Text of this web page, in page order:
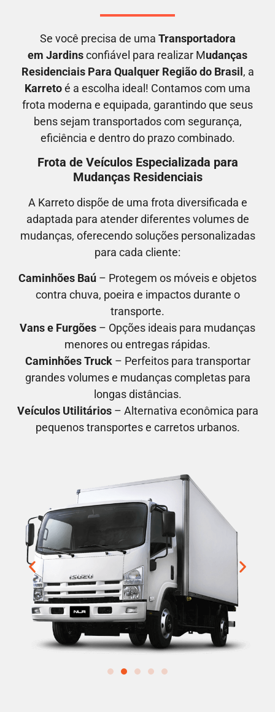
Se você precisa de uma Transportadora
em Jardinsconfiável para realizar Mudanças
Residenciais Para Qualquer Região do Brasil , a
Karretoé a escolha ideal! Contamos com uma
frota moderna e equipada, garantindo que seus
bens sejam transportados com segurança,
eficiência e dentro do prazo combinado.
Frota de Veículos Especializada para
Mudanças Residenciais
A Karreto dispõe de uma frota diversificada e
adaptada para atender diferentes volumes de
mudanças, oferecendo soluções personalizadas
para cada cliente:
Caminhões Baú – Protegem os móveis e objetos
contra chuva, poeira e impactos durante o
transporte.
Vans e Furgões – Opções ideais para mudanças
menores ou entregas rápidas.
Caminhões Truck– Perfeitos para transportar
grandes volumes e mudanças completas para
longas distâncias.
Veículos Utilitários– Alternativa econômica para
pequenos transportes e carretos urbanos.